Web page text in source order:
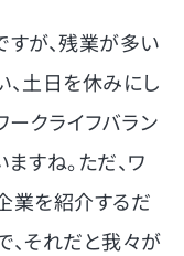
が、残業が多い
、土日を休みにし
ークライフバラン
すね。ただ、ワ
業を紹介するだ
、それだと我々が